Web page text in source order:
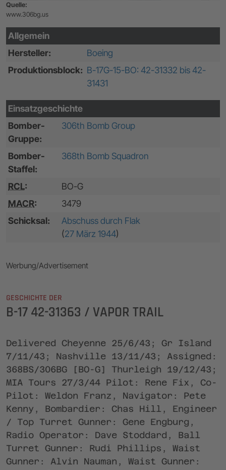
Quelle:
www.306bg.us
Allgemein
Hersteller:
Boeing
Produktionsblock: B-17G-15-BO: 42-31332 bis 42-
31431
Einsatzgeschichte
Bomber-
Gruppe:
306th Bomb Group
Bomber-
Staffel:
368th Bomb Squadron
RCL:
BO-G
MACR:
3479
Schicksal:
Abschuss durch Flak
(27 März 1944)
Werbung/Advertisement
GESCHICHTE DER
B-17 42-31363 / VAPOR TRAIL
Delivered Cheyenne 25/6/43; Gr Island
7/11/43; Nashville 13/11/43; Assigned:
368BS/306BG [BO-G] Thurleigh 19/12/43;
MIA Tours 27/3/44 Pilot: Rene Fix, Co-
Pilot: Weldon Franz, Navigator: Pete
Kenny, Bombardier: Chas Hill, Engineer
/ Top Turret Gunner: Gene Engburg,
Radio Operator: Dave Stoddard, Ball
Turret Gunner: Rudi Phillips, Waist
Gunner: Alvin Nauman, Waist Gunner: